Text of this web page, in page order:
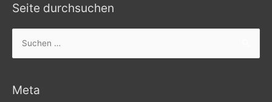
Seite durchsuchen
nach:
Meta